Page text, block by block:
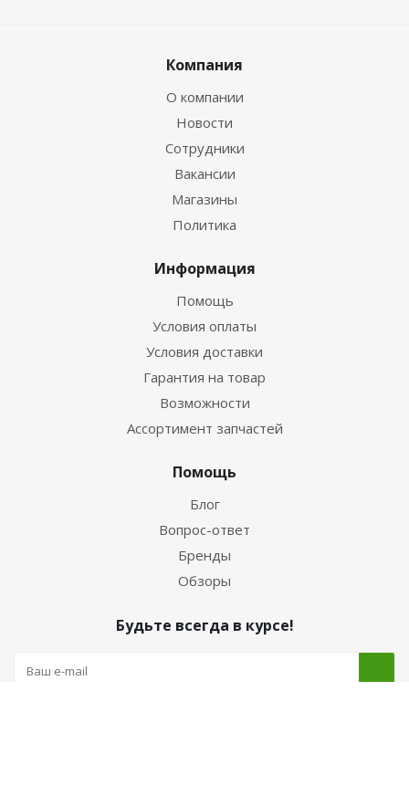
Компания
О компании
Новости
Сотрудники
Вакансии
Магазины
Политика
Информация
Помощь
Условия оплаты
Условия доставки
Гарантия на товар
Возможности
Ассортимент запчастей
Помощь
Блог
Вопрос-ответ
Бренды
Обзоры
Будьте всегда в курсе!